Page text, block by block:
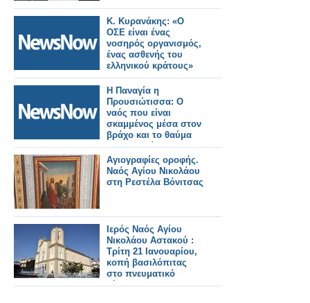
Κ. Κυρανάκης: «Ο
ΟΣΕ είναι ένας
νοσηρός οργανισμός,
ένας ασθενής του
ελληνικού κράτους»
Η Παναγία η
Προυσιώτισσα: Ο
ναός που είναι
σκαμμένος μέσα στον
βράχο και το θαύμα
της Παναγίας που
έσωσε τρένο από
εκτροχιασμό.
Αγιογραφίες οροφής.
Ναός Αγίου Νικολάου
στη Ρεστέλα Βόνιτσας
Ιερός Ναός Αγίου
Νικολάου Αστακού :
Τρίτη 21 Ιανουαρίου,
κοπή βασιλόπιτας
στο πνευματικό
κέντρο